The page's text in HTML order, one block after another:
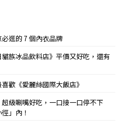
逛的 7 個內衣品牌
族冰品飲料店》平價又好吃，還有
歡《愛麗絲國際大飯店》
級唰嘴好吃，一口接一口停不下
」內！